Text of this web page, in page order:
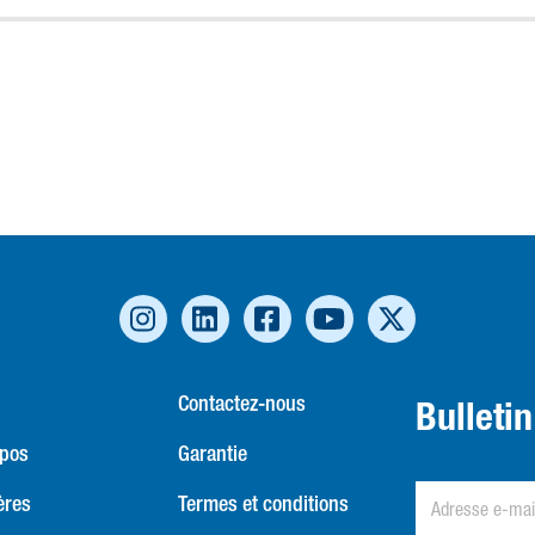
Contactez-nous
Garantie
Termes et conditions